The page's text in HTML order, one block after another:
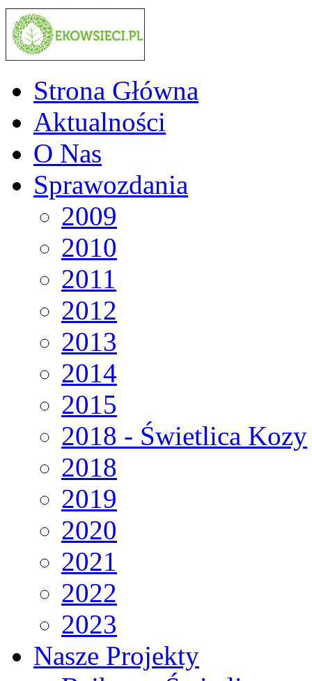
Strona Główna
Aktualności
O Nas
Sprawozdania
2009
2010
2011
2012
2013
2014
2015
2018 - Świetlica Kozy
2018
2019
2020
2021
2022
2023
Nasze Projekty